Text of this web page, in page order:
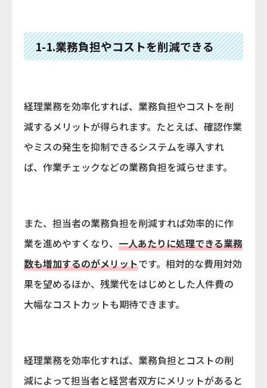
1-1.業務負担やコストを削減できる
経理業務を効率化すれば、業務負担やコストを削
減するメリットが得られます。たとえば、確認作業
やミスの発生を抑制できるシステムを導入すれ
ば、作業チェックなどの業務負担を減らせます。
また、担当者の業務負担を削減すれば効率的に作
業を進めやすくなり、一人あたりに処理できる業務
数も増加するのがメリットです。相対的な費用対効
果を望めるほか、残業代をはじめとした人件費の
大幅なコストカットも期待できます。
経理業務を効率化すれば、業務負担とコストの削
減によって担当者と経営者双方にメリットがあると